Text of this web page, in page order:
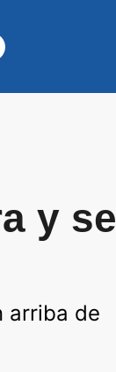
y se
arriba de